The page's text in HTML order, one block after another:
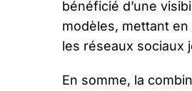
bénéficié d’une
modèles, mettant
les réseaux sociaux
En somme, la